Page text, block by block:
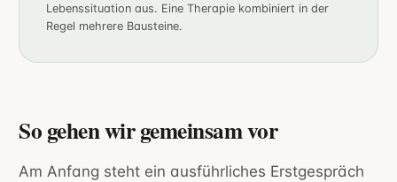
Lebenssituation aus. Eine Therapie kombiniert in der
Regel mehrere Bausteine.
So gehen wir gemeinsam vor
Am Anfang steht ein ausführliches Erstgespräch